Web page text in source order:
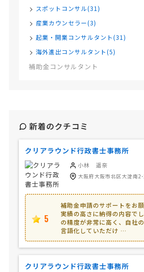
スポットコンサル(31)
産業カウンセラー(3)
起業・開業コンサルタント(31)
海外進出コンサルタント(5)
補助金コンサルタント
新着のクチコミ
クリアラウンド行政書士事務所
小林 遥奈
大阪府大阪市北区大淀南
5
補助金申請のサポートをお願
実績の高さに納得の内容で
の精度が非常に高く、自社
言語化していただけ …
クリアラウンド行政書士事務所